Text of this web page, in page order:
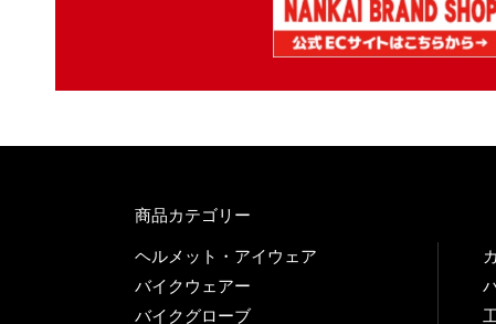
商品カテゴリー
ヘルメット・アイウェア
バイクウェアー
バイクグローブ